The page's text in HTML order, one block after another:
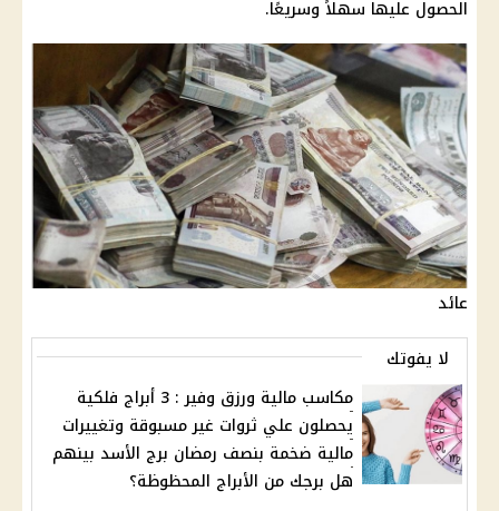
الحصول عليها سهلاً وسريعًا.
عائد
لا يفوتك
مكاسب مالية ورزق وفير : 3 أبراج فلكية
يحصلون علي ثروات غير مسبوقة وتغييرات
مالية ضخمة بنصف رمضان برج الأسد بينهم
هل برجك من الأبراج المحظوظة؟